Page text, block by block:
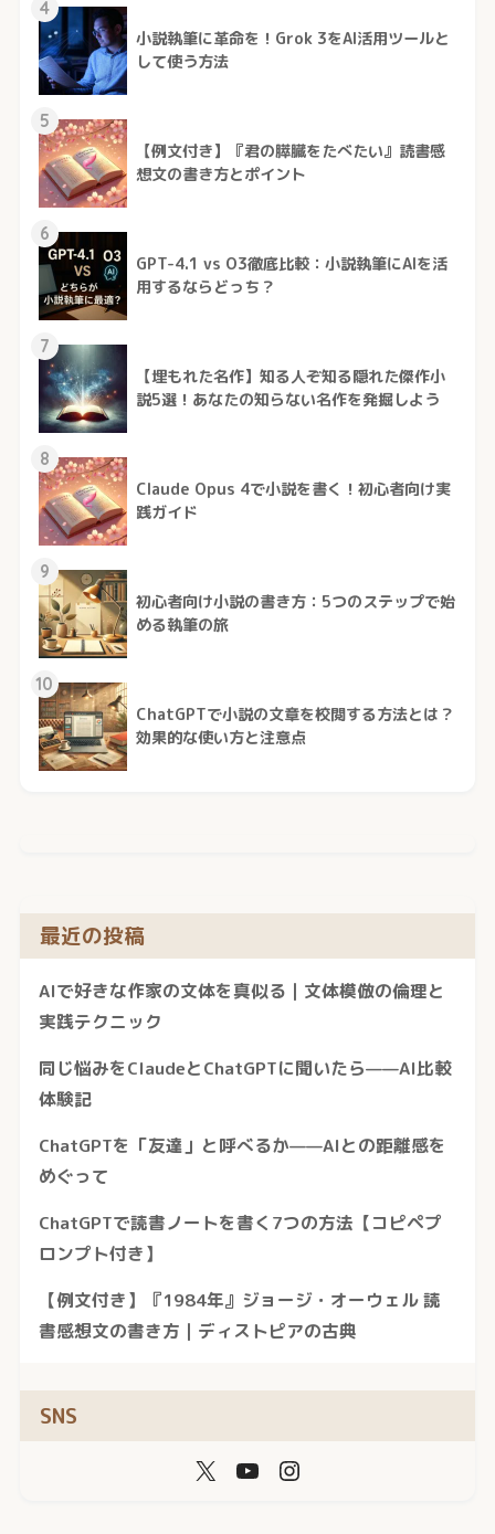
4
小説執筆に革命を！Grok 3をAI活用ツールと
して使う方法
5
【例文付き】『君の膵臓をたべたい』読書感
想文の書き方とポイント
6
GPT-4.1 vs O3徹底比較：小説執筆にAIを活
用するならどっち？
7
【埋もれた名作】知る人ぞ知る隠れた傑作小
説5選！あなたの知らない名作を発掘しよう
8
Claude Opus 4で小説を書く！初心者向け実
践ガイド
9
初心者向け小説の書き方：5つのステップで始
める執筆の旅
10
ChatGPTで小説の文章を校閲する方法とは？
効果的な使い方と注意点
最近の投稿
AIで好きな作家の文体を真似る｜文体模倣の倫理と
実践テクニック
同じ悩みをClaudeとChatGPTに聞いたら——AI比較
体験記
ChatGPTを「友達」と呼べるか——AIとの距離感を
めぐって
ChatGPTで読書ノートを書く7つの方法【コピペプ
ロンプト付き】
【例文付き】『1984年』ジョージ・オーウェル 読
書感想文の書き方｜ディストピアの古典
SNS